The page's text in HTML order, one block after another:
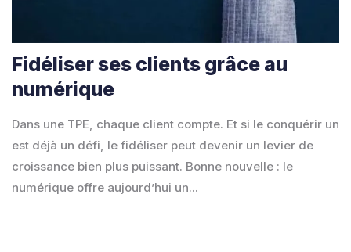
Fidéliser ses clients grâce au
numérique
Dans une TPE, chaque client compte. Et si le conquérir un
est déjà un défi, le fidéliser peut devenir un levier de
croissance bien plus puissant. Bonne nouvelle : le
numérique offre aujourd’hui un...